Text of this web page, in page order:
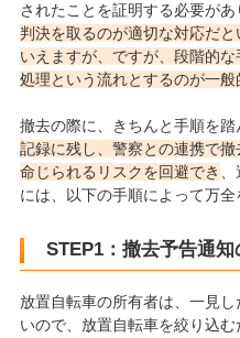
されたことを証明する必要があ
判決を取るのが適切な対応だ
いえますが、ですが、段階的
処理という流れとするのが一般
撤去の際に、きちんと手順を踏
記録に残し、警察との連携で
命じられるリスクを回避でき 、
には、以下の手順によって万全
STEP1：撤去予告通知
放置自転車の所有者は、一見
いので、放置自転車を絞り込